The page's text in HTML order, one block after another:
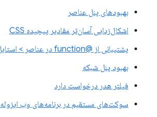
بهبودهای پنل عناصر
اشکال‌زدایی آسان‌تر مقادیر پیچیده CSS
پشتیبانی از @function در عناصر > استایل‌ها
بهبود پنل شبکه
فیلتر هدر درخواست دارد
سوکت‌های مستقیم در برنامه‌های وب ایزوله